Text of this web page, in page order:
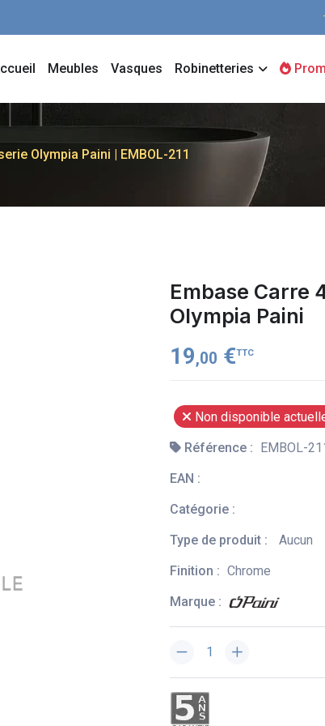
Meubles Vasques Robinetteries
Olympia Paini | EMBOL-211
Embase Carre
Olympia Paini
19,00 €TTC
Non disponible
Référence : EMBOL-
EAN :
Catégorie :
Type de produit :
Aucun
Finition : Chrome
Marque :